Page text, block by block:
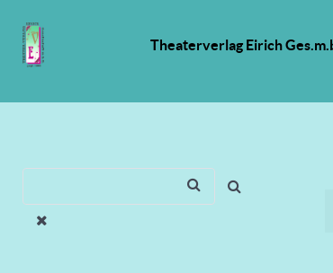
Theaterverlag Eirich